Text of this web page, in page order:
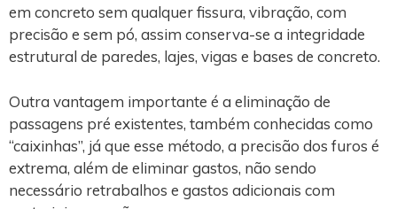
em concreto sem qualquer fissura, vibração, com
precisão e sem pó, assim conserva-se a integridade
estrutural de paredes, lajes, vigas e bases de concreto.
Outra vantagem importante é a eliminação de
passagens pré existentes, também conhecidas como
“caixinhas”, já que esse método, a precisão dos furos é
extrema, além de eliminar gastos, não sendo
necessário retrabalhos e gastos adicionais com